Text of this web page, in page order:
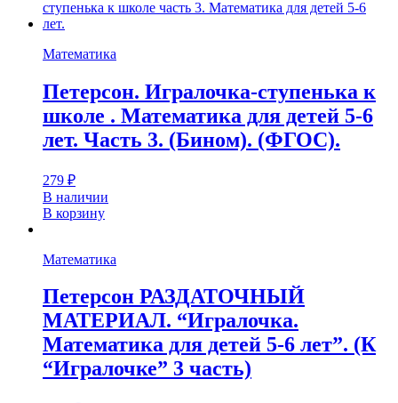
Математика
Петерсон. Игралочка-ступенька к
школе . Математика для детей 5-6
лет. Часть 3. (Бином). (ФГОС).
279 ₽
В наличии
В корзину
Математика
Петерсон РАЗДАТОЧНЫЙ
МАТЕРИАЛ. “Игралочка.
Математика для детей 5-6 лет”. (К
“Игралочке” 3 часть)